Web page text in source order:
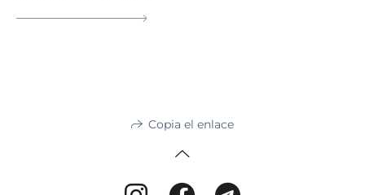
Copia el enlace